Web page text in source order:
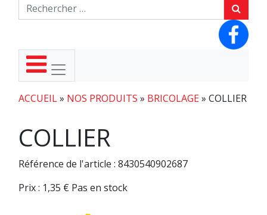
ACCUEIL» NOS PRODUITS » BRICOLAGE» COLLIER
COLLIER
Référence de l'article : 8430540902687
Prix : 1,35 € Pas en stock